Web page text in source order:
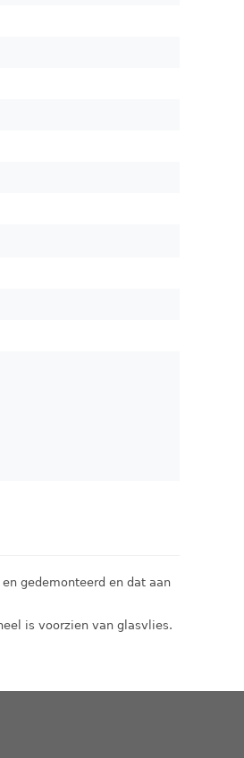
gedemonteerd en dat aan
is voorzien van glasvlies.